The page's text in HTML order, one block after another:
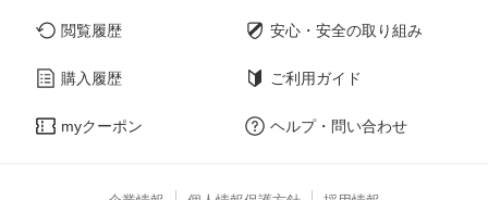
閲覧履歴
購入履歴
myクーポン
安心・安全の取り組み
ご利用ガイド
ヘルプ・問い合わせ